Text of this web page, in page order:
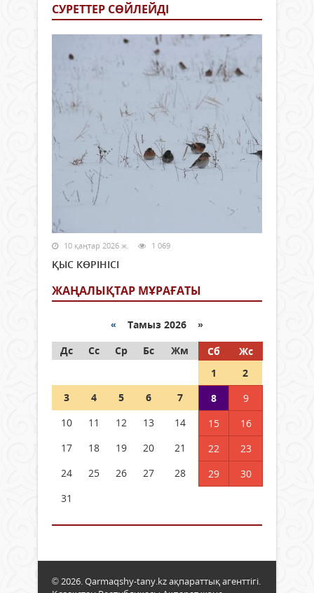
СУРЕТТЕР СӨЙЛЕЙДI
10 қаңтар 2026 ж. 1 069
ҚЫС КӨРІНІСІ
ЖАҢАЛЫҚТАР МҰРАҒАТЫ
« Тамыз 2026 »
Дс
Сс Ср Бс Жм Сб
Жс
1
2
3
4 5 6 7 8
9
10
11 12 13 14 15
16
17
18 19 20 21 22
23
24
25 26 27 28 29
30
31
© 2026. Qarmaqshy-tany.kz ақпараттық агенттігі.